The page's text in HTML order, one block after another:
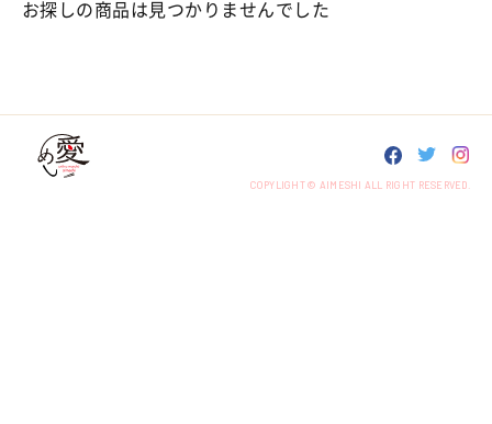
お探しの商品は見つかりませんでした
COPYLIGHT © AIMESHI ALL RIGHT RESERVED.